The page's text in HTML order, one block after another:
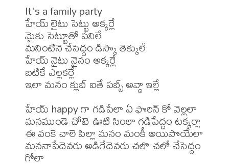
It's a family party
హేయ్ లైటు సెట్టు అక్కర్లే
మైకు సెట్టూతో పనిలే
మనింటినె చేసెద్దం డిస్కొ తెక్కులే
హేయ్ నైటు నైనం అక్కర్లే
బటికే ఎల్లకర్లే
ఇలా మనం క్లుబ్ ఐతే పబ్బ్ అవ్దా ఇల్లే
హేయ్ happy గా గడిపేలా ఏ ఫొరిన్ కో వెల్లలా
మనముండె చోటె ఊటి సింలా గడిపేద్దం టక్కర్లా
ఈ వంకె చాలె పిల్లా మనం మంకీ అయిపొయేలా
మననాపేదెవరు అడిగేదెవరు చలొ చలో చేసెద్దం
గోలా